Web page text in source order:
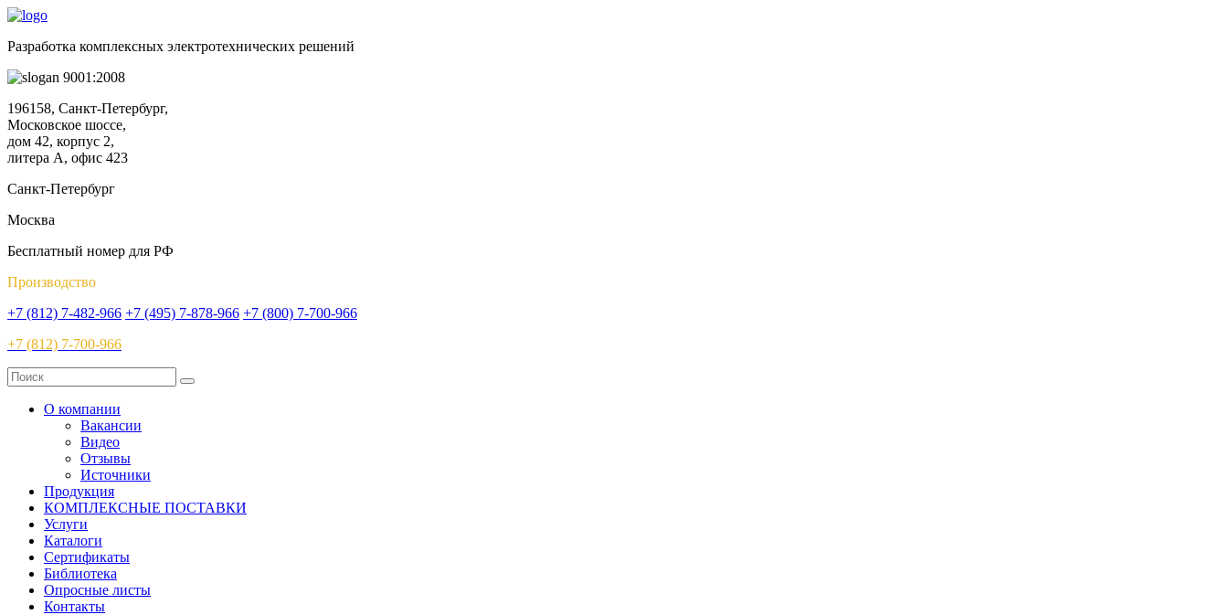
Разработка комплексных электротехнических решений
9001:2008
196158, Санкт-Петербург,
Московское шоссе,
дом 42, корпус 2,
литера А, офис 423
Санкт-Петербург
Москва
Бесплатный номер для РФ
Производство
+7 (812) 7-482-966 +7 (495) 7-878-966 +7 (800) 7-700-966
+7 (812) 7-700-966
О компании
Вакансии
Видео
Отзывы
Источники
Продукция
КОМПЛЕКСНЫЕ ПОСТАВКИ
Услуги
Каталоги
Сертификаты
Библиотека
Опросные листы
Контакты